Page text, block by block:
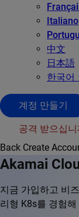
Italiano
中文
日本語
한국어
계정 만들기
공격 받으십니
Back Create
Akamai
지금 가입하고 비
리형 K8s를 경험해